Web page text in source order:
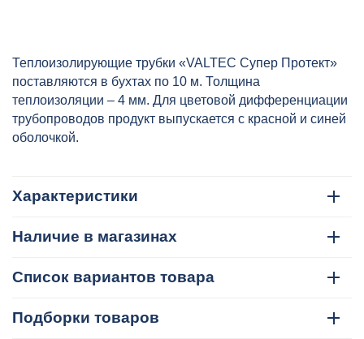
Теплоизолирующие трубки «VALTEC Супер Протект»
поставляются в бухтах по 10 м. Толщина
теплоизоляции – 4 мм. Для цветовой дифференциации
трубопроводов продукт выпускается с красной и синей
оболочкой.
Характеристики
Наличие в магазинах
Список вариантов товара
Подборки товаров